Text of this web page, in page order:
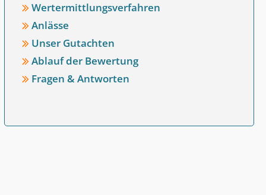
Wertermittlungsverfahren
Anlässe
Unser Gutachten
Ablauf der Bewertung
Fragen & Antworten